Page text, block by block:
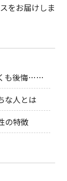
をお届けしま
も後悔……
な人とは
の特徴